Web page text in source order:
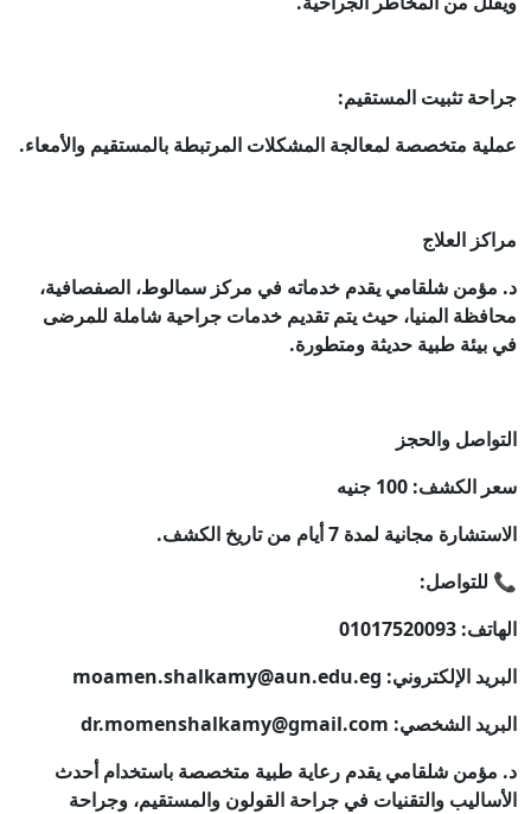
جراحة تثبيت المستقيم:
عملية متخصصة لمعالجة المشكلات المرتبطة بالمستقيم والأمعاء.
مراكز العلاج
د. مؤمن شلقامي يقدم خدماته في مركز سمالوط، الصفصافية،
محافظة المنيا، حيث يتم تقديم خدمات جراحية شاملة للمرضى
في بيئة طبية حديثة ومتطورة.
التواصل والحجز
سعر الكشف: 100 جنيه
الاستشارة مجانية لمدة 7 أيام من تاريخ الكشف.
📞 للتواصل:
الهاتف: 01017520093
البريد الإلكتروني: moamen.shalkamy@aun.edu.eg
البريد الشخصي: dr.momenshalkamy@gmail.com
د. مؤمن شلقامي يقدم رعاية طبية متخصصة باستخدام أحدث
الأساليب والتقنيات في جراحة القولون والمستقيم، وجراحة